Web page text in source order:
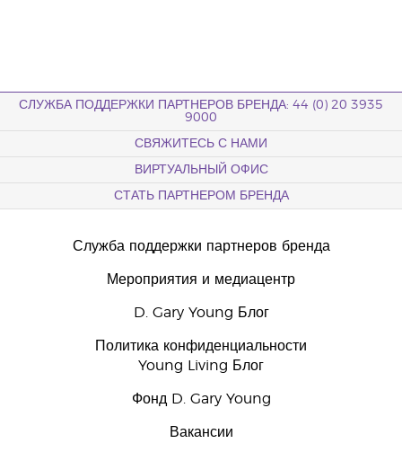
СЛУЖБА ПОДДЕРЖКИ ПАРТНЕРОВ БРЕНДА: 44 (0) 20 3935
9000
СВЯЖИТЕСЬ С НАМИ
ВИРТУАЛЬНЫЙ ОФИС
СТАТЬ ПАРТНЕРОМ БРЕНДА
Служба поддержки партнеров бренда
Мероприятия и медиацентр
D. Gary Young Блог
Политика конфиденциальности
Young Living Блог
Фонд D. Gary Young
Вакансии